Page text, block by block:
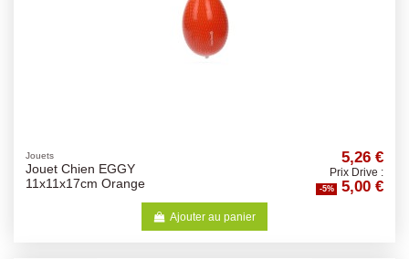
Jouets
Jouet Chien EGGY
11x11x17cm Orange
5,26 €
Prix Drive :
-5% 5,00 €
Ajouter au panier